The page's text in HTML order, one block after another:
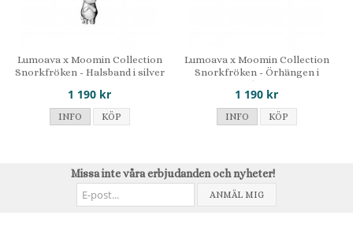
Lumoava x Moomin Collection
Snorkfröken - Halsband i silver
1 190 kr
INFO KÖP
Lumoava x Moomin Collection
Snorkfröken - Örhängen i
silver
1 190 kr
INFO KÖP
Missa inte våra erbjudanden och nyheter!
ANMÄL MIG